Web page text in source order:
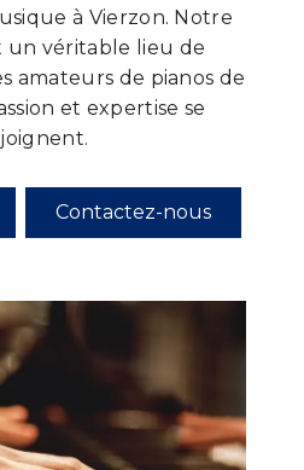
à Vierzon. Notre
un véritable lieu de
amateurs de pianos de
et expertise se
Contactez-nous